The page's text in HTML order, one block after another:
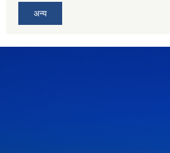
अन्य